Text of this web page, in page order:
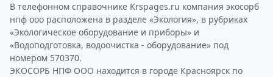
В телефонном справочнике Krspages.ru компания экосорб
нпф ооо расположена в разделе «Экология», в рубриках
«Экологическое оборудование и приборы» и
«Водоподготовка, водоочистка - оборудование» под
номером 570370.
ЭКОСОРБ НПФ ООО находится в городе Красноярск по